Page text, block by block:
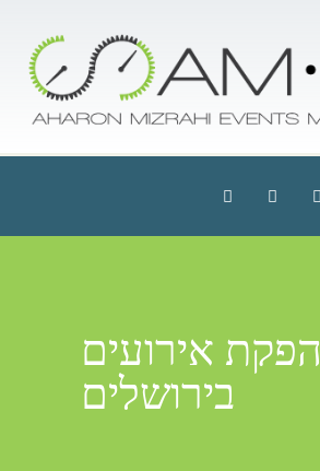
הפקת אירועים
בירושלים